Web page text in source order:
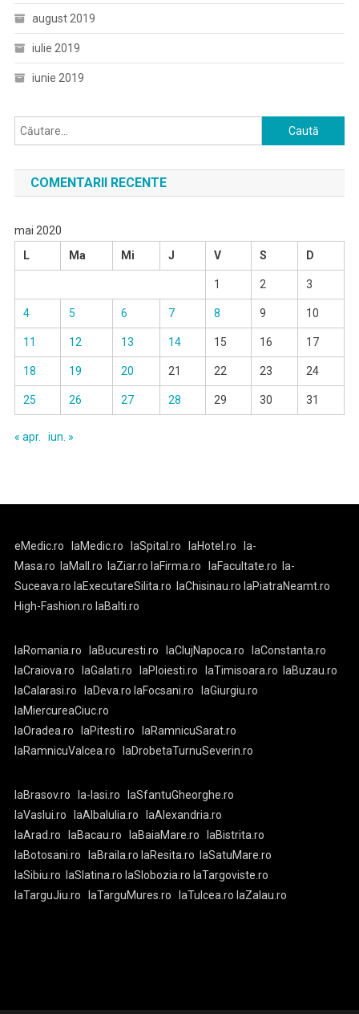
august 2019
iulie 2019
iunie 2019
Caută
după:
COMENTARII RECENTE
mai 2020
L
Ma Mi J V S D
1 2 3
4 5 6 7 8 9 10
11 12 13 14 15 16 17
18 19 20 21 22 23 24
25 26 27 28 29 30 31
« apr. iun. »
eMedic.ro laMedic.ro laSpital.ro laHotel.ro
la-
Masa.ro
laMall.ro laZiar.ro laFirma.ro laFacultate.ro
la-
Suceava.ro laExecutareSilita.ro laChisinau.ro laPiatraNeamt.ro
High-Fashion.ro laBalti.ro
laRomania.ro laBucuresti.ro laClujNapoca.ro
laConstanta.ro
laCraiova.ro
laGalati.ro laPloiesti.ro laTimisoara.ro
laBuzau.ro
laCalarasi.ro
laDeva.ro laFocsani.ro
laGiurgiu.ro
laMiercureaCiuc.ro
laOradea.ro
laPitesti.ro
laRamnicuSarat.ro
laRamnicuValcea.ro
laDrobetaTurnuSeverin.ro
laBrasov.ro la-Iasi.ro
laSfantuGheorghe.ro
laVaslui.ro
laAlbaIulia.ro
laAlexandria.ro
laArad.ro
laBacau.ro laBaiaMare.ro
laBistrita.ro
laBotosani.ro
laBraila.ro laResita.ro
laSatuMare.ro
laSibiu.ro
laSlatina.ro laSlobozia.ro laTargoviste.ro
laTarguJiu.ro
laTarguMures.ro laTulcea.ro laZalau.ro